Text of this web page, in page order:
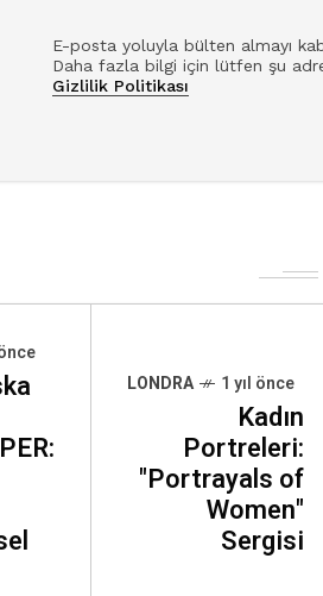
E-posta yoluyla bülten almayı
Daha fazla bilgi için lütfen şu
Gizlilik Politikası
LONDRA 1 yıl önce
Kadın
Portreleri:
"Portrayals of
Women"
Sergisi